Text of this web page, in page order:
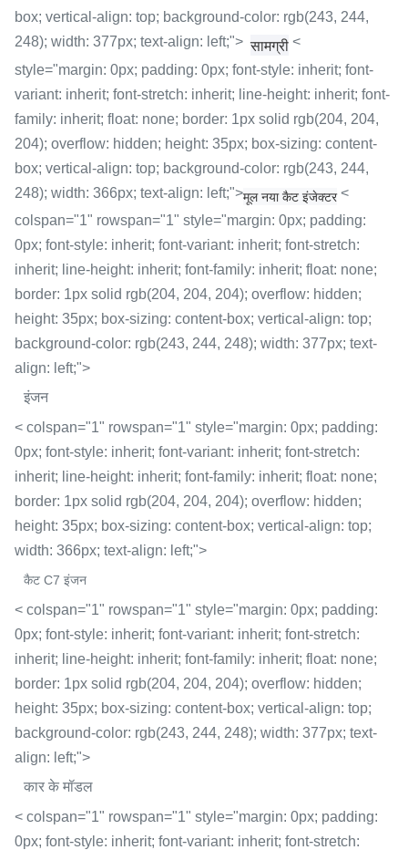
box; vertical-align: top; background-color: rgb(243, 244,
248); width: 377px; text-align: left;">सामग्री <
style="margin: 0px; padding: 0px; font-style: inherit; font-
variant: inherit; font-stretch: inherit; line-height: inherit; font-
family: inherit; float: none; border: 1px solid rgb(204, 204,
204); overflow: hidden; height: 35px; box-sizing: content-
box; vertical-align: top; background-color: rgb(243, 244,
248); width: 366px; text-align: left;">मूल नया कैट इंजेक्टर<
colspan="1" rowspan="1" style="margin: 0px; padding:
0px; font-style: inherit; font-variant: inherit; font-stretch:
inherit; line-height: inherit; font-family: inherit; float: none;
border: 1px solid rgb(204, 204, 204); overflow: hidden;
height: 35px; box-sizing: content-box; vertical-align: top;
background-color: rgb(243, 244, 248); width: 377px; text-
align: left;">
इंजन
< colspan="1" rowspan="1" style="margin: 0px; padding:
0px; font-style: inherit; font-variant: inherit; font-stretch:
inherit; line-height: inherit; font-family: inherit; float: none;
border: 1px solid rgb(204, 204, 204); overflow: hidden;
height: 35px; box-sizing: content-box; vertical-align: top;
width: 366px; text-align: left;">
कैट C7 इंजन
< colspan="1" rowspan="1" style="margin: 0px; padding:
0px; font-style: inherit; font-variant: inherit; font-stretch:
inherit; line-height: inherit; font-family: inherit; float: none;
border: 1px solid rgb(204, 204, 204); overflow: hidden;
height: 35px; box-sizing: content-box; vertical-align: top;
background-color: rgb(243, 244, 248); width: 377px; text-
align: left;">
कार के मॉडल
< colspan="1" rowspan="1" style="margin: 0px; padding:
0px; font-style: inherit; font-variant: inherit; font-stretch: